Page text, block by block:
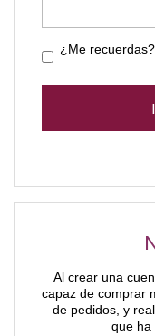
Al crear una
capaz de comprar
de pedidos, y
que ha
¿Me recuerdas?